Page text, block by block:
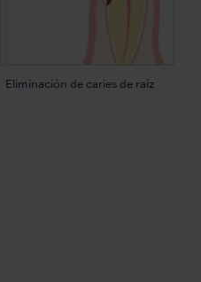
Eliminación de caries de raíz